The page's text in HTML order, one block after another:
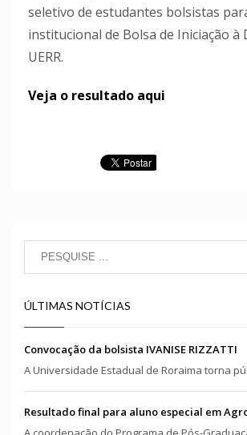
seletivo de estudantes bolsistas
institucional de Bolsa de Iniciação à
UERR.
Veja o resultado aqui
ÚLTIMAS NOTÍCIAS
Convocação da bolsista IVANISE RIZZATTI
A Universidade Estadual de Roraima torna
Resultado final para aluno especial em